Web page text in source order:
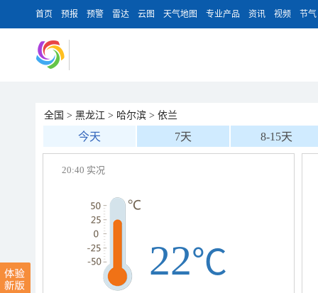
首页 预报 预警 雷达 云图 天气地图 专业产品 资讯 视频 节气
全国 > 黑龙江 > 哈尔滨 > 依兰
今天 7天 8-15天
20:40 实况
22℃